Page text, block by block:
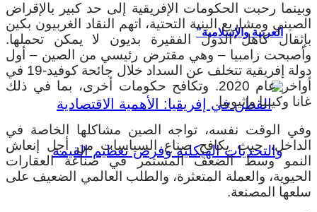
العربية والإسلامية”
وبينما رحبت الحكومات الإفريقية إلى حد كبير بالإقراض
الصيني ومشاريع البنية التحتية، اتهم النقاد الغربيون بكين
بإثقال كاهل الدول الفقيرة بديون لا يمكن تحملها.
وأصبحت زامبيا – وهي مقترض رئيسي من الصين – أول
دولة إفريقية تتخلف عن السداد خلال جائحة كوفيد-19 في
أواخر عام 2020. وتكافح حكومات أخرى، بما في ذلك
غانا وكينيا وإثيوبيا.
وفي الوقت نفسه، تواجه الصين مشاكلها الخاصة في
الداخل، حيث يكافح صناع السياسات من أجل إنعاش
النمو وسط الضعف المستمر في صناعة العقارات
الحيوية، والعملة المتعثرة، والطلب العالمي الضعيف على
سلعها المصنعة.